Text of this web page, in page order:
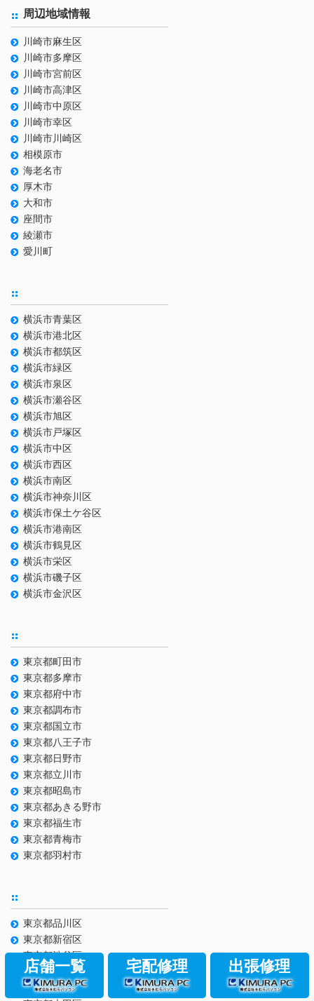
周辺地域情報
川崎市麻生区
川崎市多摩区
川崎市宮前区
川崎市高津区
川崎市中原区
川崎市幸区
川崎市川崎区
相模原市
海老名市
厚木市
大和市
座間市
綾瀬市
愛川町
横浜市青葉区
横浜市港北区
横浜市都筑区
横浜市緑区
横浜市泉区
横浜市瀬谷区
横浜市旭区
横浜市戸塚区
横浜市中区
横浜市西区
横浜市南区
横浜市神奈川区
横浜市保土ケ谷区
横浜市港南区
横浜市鶴見区
横浜市栄区
横浜市磯子区
横浜市金沢区
東京都町田市
東京都多摩市
東京都府中市
東京都調布市
東京都国立市
東京都八王子市
東京都日野市
東京都立川市
東京都昭島市
東京都あきる野市
東京都福生市
東京都青梅市
東京都羽村市
東京都品川区
東京都新宿区
東京都渋谷区
東京都世田谷区
東京都目黒区
店舗一覧 宅配修理 出張修理